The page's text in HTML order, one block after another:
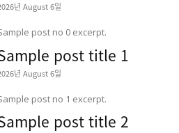
년 August 6일
post no 0 excerpt.
post title 1
년 August 6일
post no 1 excerpt.
post title 2